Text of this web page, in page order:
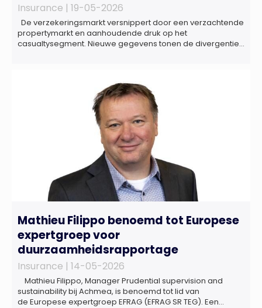
Insurance | 19-05-2026
De verzekeringsmarkt versnippert door een verzachtende
propertymarkt en aanhoudende druk op het
casualtysegment. Nieuwe gegevens tonen de divergentie
het Market Pulse Report voor het eerste kwartaal van 2026
De bedrijfsmatige […]
Mathieu Filippo benoemd tot Europese
expertgroep voor
duurzaamheidsrapportage
Insurance | 14-05-2026
Mathieu Filippo, Manager Prudential supervision and
sustainability bij Achmea, is benoemd tot lid van
de Europese expertgroep EFRAG (EFRAG SR TEG). Een